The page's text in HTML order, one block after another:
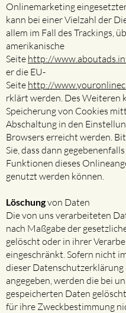
Onlinemarketing
kann bei einer Vielzahl der
allem im Fall des Trackings,
amerikanische
Seite http://
er die EU-
Seite http://
rklärt werden. Des Weiteren
Speicherung von Cookies
Abschaltung in den
Browsers erreicht werden.
Sie, dass dann
Funktionen dieses
genutzt werden können.
Löschungvon Daten​
Die von uns verarbeiteten
nach Maßgabe der
gelöscht oder in ihrer
eingeschränkt. Sofern nicht
dieser Datenschutzerklärung
angegeben, werden die bei
gespeicherten Daten
für ihre Zweckbestimmung